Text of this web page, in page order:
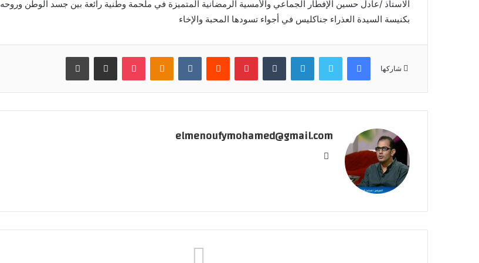
الاستاذ /عادل حسين الإفطار الجماعي والأمسية الرمضانية المتميزة في ملحمة وطنية رائعة بين جسد الوطن وروحه
بكنيسة السيدة العذراء جناكليس في أجواء تسودها المحبة والإخاء
شاركها
فيسبوك تويتر لينكدإن بينتيريست Odnoklassniki
بوكيت مشاركة عبر البريد طباعة
elmenoufymohamed@gmail.com